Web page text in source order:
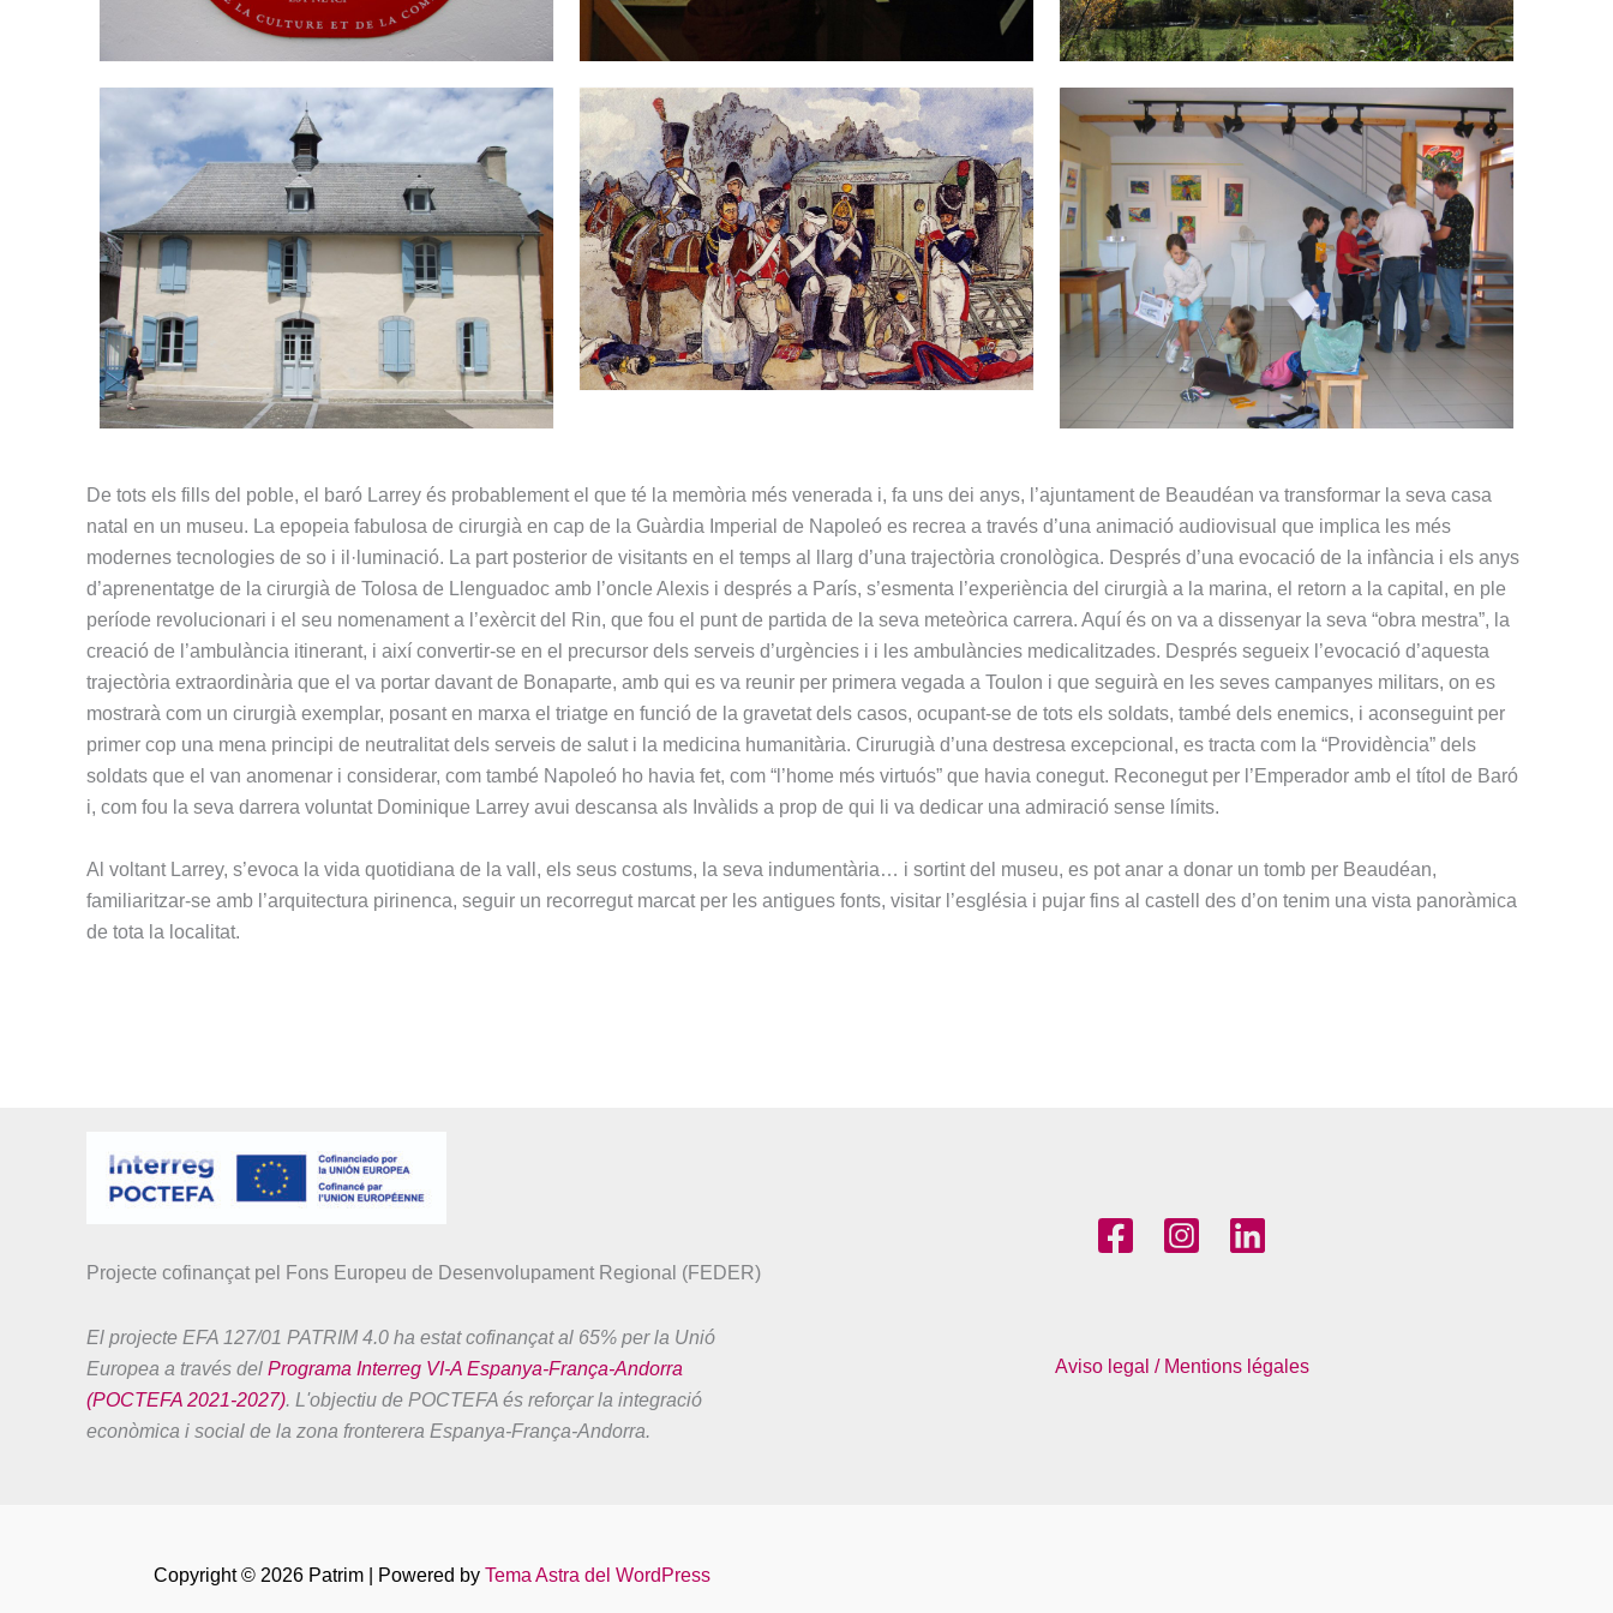
De tots els fills del poble, el baró Larrey és probablement el que té la memòria més venerada i, fa uns dei anys, l’ajuntament de Beaudéan va transformar la seva casa
natal en un museu. La epopeia fabulosa de cirurgià en cap de la Guàrdia Imperial de Napoleó es recrea a través d’una animació audiovisual que implica les més
modernes tecnologies de so i il·luminació. La part posterior de visitants en el temps al llarg d’una trajectòria cronològica. Després d’una evocació de la infància i els anys
d’aprenentatge de la cirurgià de Tolosa de Llenguadoc amb l’oncle Alexis i després a París, s’esmenta l’experiència del cirurgià a la marina, el retorn a la capital, en ple
període revolucionari i el seu nomenament a l’exèrcit del Rin, que fou el punt de partida de la seva meteòrica carrera. Aquí és on va a dissenyar la seva “obra mestra”, la
creació de l’ambulància itinerant, i així convertir-se en el precursor dels serveis d’urgències i i les ambulàncies medicalitzades. Després segueix l’evocació d’aquesta
trajectòria extraordinària que el va portar davant de Bonaparte, amb qui es va reunir per primera vegada a Toulon i que seguirà en les seves campanyes militars, on es
mostrarà com un cirurgià exemplar, posant en marxa el triatge en funció de la gravetat dels casos, ocupant-se de tots els soldats, també dels enemics, i aconseguint per
primer cop una mena principi de neutralitat dels serveis de salut i la medicina humanitària. Cirurugià d’una destresa excepcional, es tracta com la “Providència” dels
soldats que el van anomenar i considerar, com també Napoleó ho havia fet, com “l’home més virtuós” que havia conegut. Reconegut per l’Emperador amb el títol de Baró
i, com fou la seva darrera voluntat Dominique Larrey avui descansa als Invàlids a prop de qui li va dedicar una admiració sense límits.
Al voltant Larrey, s’evoca la vida quotidiana de la vall, els seus costums, la seva indumentària… i sortint del museu, es pot anar a donar un tomb per Beaudéan,
familiaritzar-se amb l’arquitectura pirinenca, seguir un recorregut marcat per les antigues fonts, visitar l’església i pujar fins al castell des d’on tenim una vista panoràmica
de tota la localitat.
Projecte cofinançat pel Fons Europeu de Desenvolupament Regional (FEDER)
El projecte EFA 127/01 PATRIM 4.0 ha estat cofinançat al 65% per la Unió
Europea a través del Programa Interreg VI-A Espanya-França-Andorra
(POCTEFA 2021-2027). L'objectiu de POCTEFA és reforçar la integració
econòmica i social de la zona fronterera Espanya-França-Andorra.
Aviso legal / Mentions légales
Copyright © 2026 Patrim | Powered by Tema Astra del WordPress